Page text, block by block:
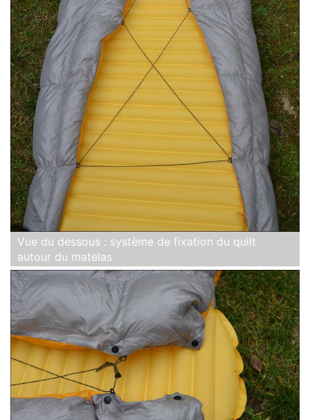
Vue du dessous : système de fixation du quilt
autour du matelas